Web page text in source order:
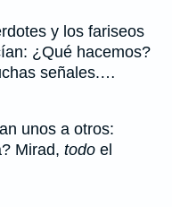
y los fariseos
¿Qué hacemos?
señales.…
unos a otros:
Mirad, todo el